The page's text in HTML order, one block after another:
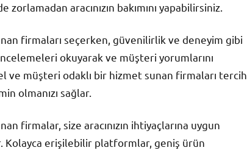
aracınızın bakımını yapabilirsiniz.
firmaları seçerken, güvenilirlik ve deneyim gibi
okuyarak ve müşteri yorumlarını
ve müşteri odaklı bir hizmet sunan firmaları tercih
olmanızı sağlar.
firmalar, size aracınızın ihtiyaçlarına uygun
Kolayca erişilebilir platformlar, geniş ürün